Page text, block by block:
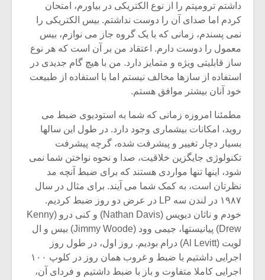
داشتم ترومپتم را از نوع الکتریکی در بیاورم، امتحان
کردم اما صدای آن را دوست نداشتم. بیس الکتریکی را
نمی پسندم، زمانی که با یک گروه جاز می نوازم، بیس
معمول را دوست دارم. اعتقاد من بر آن است که هر نوع
ساز قابلیتی ویژه و متمایز دارد. من با هیچ گام جدیدی در
استفاده از سازها مخالف نیستم اما با استفاده از طبیعت
خود آنان بیشتر موافق هستم.
مطمئنا امروزه زمانی که شما به استودیوی ضبط می
روید، امکانات بیشماری وجود دارد. در طول این سالها
بسیار دچار تغییر و پیشرفت شده، گرچه پیشرفت
تکنولوژی جایگزین خلاقیت، صدا و نحوه نواختن شما نمی
شود، اینها تنها مواردی هستند که برای ضبط آنچه مد
نظرتان است، به کمک شما می آیند. برای مثال در سال
۱۹۸۷ در لندن سه LP در عرض دو روز ضبط کردیم.
خودم و ناثان دیویس (Nathan Davis) و کنی درو (Kenny
Drew) پیانیستها، جیمی وود (Jimmy Woode) بیس و ال
لویت (Al Levitt) درام بودیم. روز اول، در طول روز
اجرایی داشتیم با ضبط و غروب همان روز در کلوپ ۱۰۰
اجرایی کاملا متفاوت و باز با ضبط داشتیم و فردای آن،